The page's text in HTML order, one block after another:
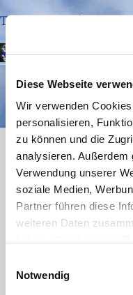
Diese Webseite
Wir verwenden
personalisieren,
zu können und die
analysieren. Außerdem
Verwendung unserer
soziale Medien,
Partner führen diese
weiteren Daten
Notwendig
Trinitatis Bochum
Über die
Kontakt
Trinitatis Bochum
Telefon:0234 531324
email: bo-kg-